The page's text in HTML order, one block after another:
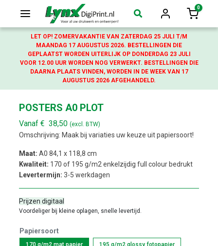
Login
0
LET OP! ZOMERVAKANTIE VAN ZATERDAG 25 JULI T/M
MAANDAG 17 AUGUSTUS 2026. BESTELLINGEN DIE
GEPLAATST WORDEN UITERLIJK OP DONDERDAG 23 JULI
VOOR 12.00 UUR WORDEN NOG VERWERKT. BESTELLINGEN DIE
DAARNA PLAATS VINDEN, WORDEN IN DE WEEK VAN 17
AUGUSTUS 2026 AFGEHANDELD.
POSTERS A0 PLOT
Vanaf € 38,50 (excl. BTW)
Omschrijving: Maak bij variaties uw keuze uit papiersoort!
Maat: A0 84,1 x 118,8 cm
Kwaliteit: 170 of 195 g/m2 enkelzijdig full colour bedrukt
Levertermijn: 3-5 werkdagen
Prijzen digitaal
Voordeliger bij kleine oplagen, snelle levertijd.
Papiersoort
170 g/m2 mat papier 195 g/m2 glossy fotopapier